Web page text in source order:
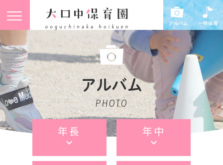
アルバム
PHOTO
年長
keyboard_arrow_down
年中
keyboard_arrow_down